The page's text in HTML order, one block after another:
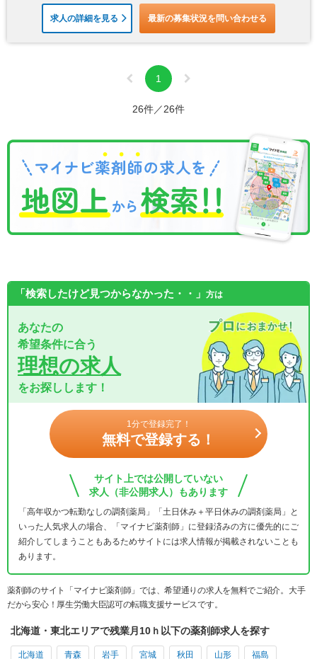
求人の詳細を見る 最新の募集状況を問い合わせる
1
26件／26件
「検索したけど見つからなかった・・」 方は
あなたの
希望条件に合う
理想の求人
をお探しします！
1分で登録完了！
無料で登録する！
サイト上では公開していない
求人（非公開求人）もあります
「高年収かつ転勤なしの調剤薬局」「土日休み＋平日休みの調剤薬局」と
いった人気求人の場合、「マイナビ薬剤師」に登録済みの方に優先的にご
紹介してしまうこともあるためサイトには求人情報が掲載されないことも
あります。
薬剤師のサイト「マイナビ薬剤師」では、希望通りの求人を無料でご紹介。大手
だから安心！厚生労働大臣認可の転職支援サービスです。
北海道・東北エリアで残業月10ｈ以下の薬剤師求人を探す
北海道 青森 岩手 宮城 秋田 山形 福島